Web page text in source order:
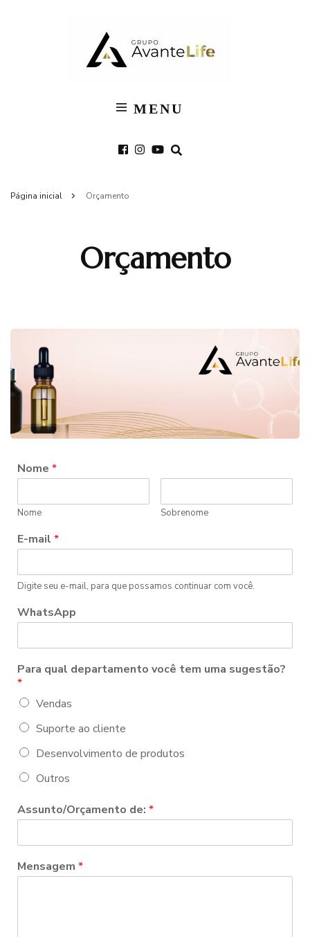
MENU
Página inicial Orçamento
Orçamento
Nome *
Nome Sobrenome
E-mail *
Digite seu e-mail, para que possamos continuar com você.
WhatsApp
Para qual departamento você tem uma sugestão?
*
Vendas
Suporte ao cliente
Desenvolvimento de produtos
Outros
Assunto/Orçamento de: *
Mensagem *